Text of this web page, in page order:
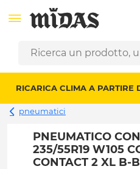
RICARICA CLIMA A PARTIRE
pneumatici
PNEUMATICO
235/55R19 W105
CONTACT 2 XL B-